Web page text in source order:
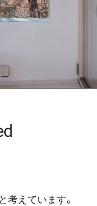
考えています。